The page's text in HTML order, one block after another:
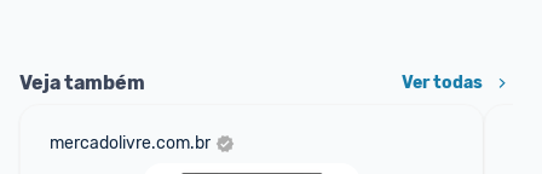
Veja também Ver todas
mercadolivre.com.br